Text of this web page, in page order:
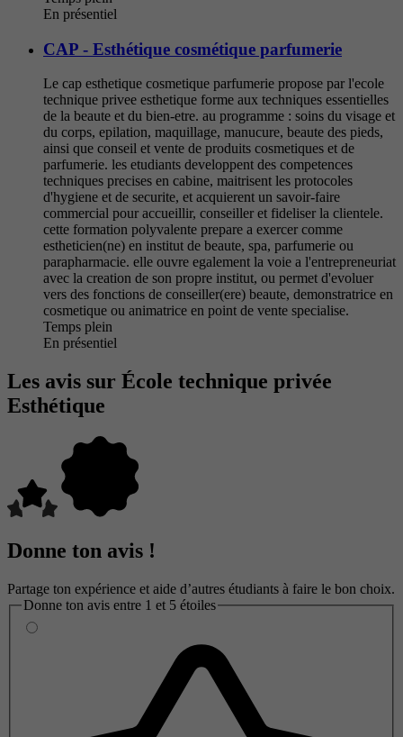
En présentiel
CAP - Esthétique cosmétique parfumerie
Le cap esthetique cosmetique parfumerie propose par l'ecole
technique privee esthetique forme aux techniques essentielles
de la beaute et du bien-etre. au programme : soins du visage et
du corps, epilation, maquillage, manucure, beaute des pieds,
ainsi que conseil et vente de produits cosmetiques et de
parfumerie. les etudiants developpent des competences
techniques precises en cabine, maitrisent les protocoles
d'hygiene et de securite, et acquierent un savoir-faire
commercial pour accueillir, conseiller et fideliser la clientele.
cette formation polyvalente prepare a exercer comme
estheticien(ne) en institut de beaute, spa, parfumerie ou
parapharmacie. elle ouvre egalement la voie a l'entrepreneuriat
avec la creation de son propre institut, ou permet d'evoluer
vers des fonctions de conseiller(ere) beaute, demonstratrice en
cosmetique ou animatrice en point de vente specialise.
Temps plein
En présentiel
Les avis sur École technique privée
Esthétique
Donne ton avis !
Partage ton expérience et aide d’autres étudiants à faire le bon choix.
Donne ton avis entre 1 et 5 étoiles